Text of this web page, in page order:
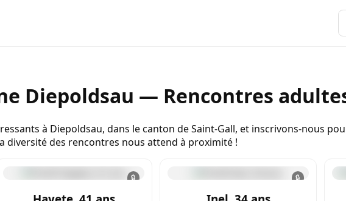
Diepoldsau — Rencontres
à Diepoldsau, dans le canton de Saint-Gall, et inscrivons-nous
diversité des rencontres nous attend à proximité !
🔒 🔒